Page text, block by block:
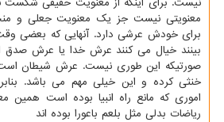
معنویتی نیست جز یک معنویت جعلی و
برای خودش عرشی دارد. آنهایی که بعضی
بینند خیال می کنند عرش خدا یا عرش
صورتیکه این طوری نیست. عرش شیطان
خنثی کرده و این خیلی مهم می باشد.
اموری که مانع راه انبیا بوده است
ریاضات بدلی مثل بلعم باعورا بوده اند